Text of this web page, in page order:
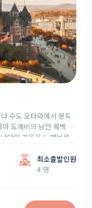
수도 오타와에서 몽트
도깨비의 낭만 퀘벡 그
다의 가을을 느껴보세
최소출발인원
4 명